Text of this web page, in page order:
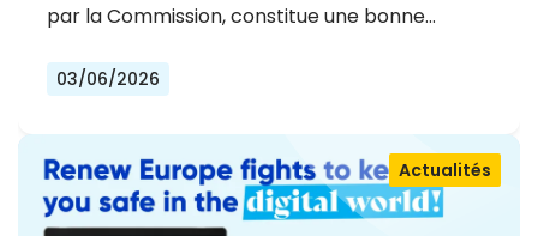
par la Commission, constitue une bonne…
03/06/2026
Actualités